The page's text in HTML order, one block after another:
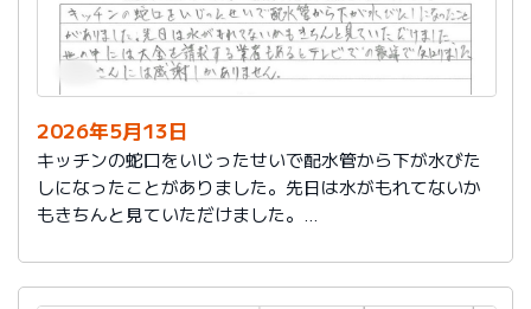
2026年5月13日
キッチンの蛇口をいじったせいで配水管から下が水びた
しになったことがありました。先日は水がもれてないか
もきちんと見ていただけました。
で知りました。
社員さんには感謝しかありません。